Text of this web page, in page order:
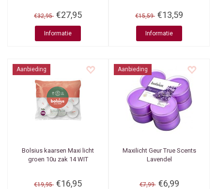
€32,95 €27,95
Informatie
€15,59 €13,59
Informatie
Aanbieding
Bolsius kaarsen Maxi licht
groen 10u zak 14 WIT
€19,95 €16,95
Aanbieding
Maxilicht Geur True Scents
Lavendel
€7,99 €6,99